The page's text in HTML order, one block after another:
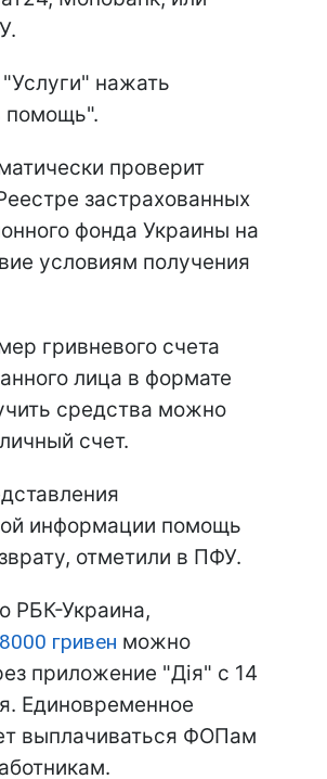
нажать
помощь".
проверит
застрахованных
фонда Украины на
условиям получения
гривневого счета
лица в формате
средства можно
счет.
информации помощь
отметили в ПФУ.
РБК-Украина,
гривен можно
приложение "Дія" с 14
Единовременное
выплачиваться ФОПам